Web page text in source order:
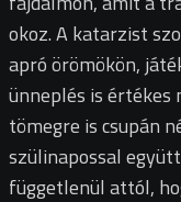
okoz. A katarzist
apró örömökön,
ünneplés is értékes
tömegre is csupán
szülinapossal
függetlenül attól,